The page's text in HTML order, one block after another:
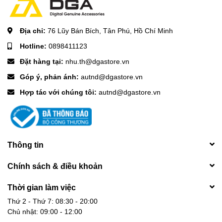
Địa chỉ: 76 Lũy Bán Bích, Tân Phú, Hồ Chí Minh
Hotline: 0898411123
Đặt hàng tại: nhu.th@dgastore.vn
Góp ý, phản ánh: autnd@dgastore.vn
Hợp tác với chúng tôi: autnd@dgastore.vn
Thông tin
Chính sách & điều khoản
Thời gian làm việc
Thứ 2 - Thứ 7: 08:30 - 20:00
Chủ nhật: 09:00 - 12:00